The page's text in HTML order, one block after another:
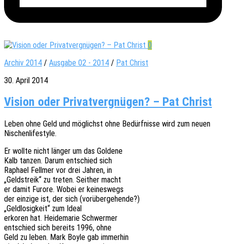
0
Archiv 2014 / Ausgabe 02 - 2014 / Pat Christ
30. April 2014
Vision oder Privatvergnügen? – Pat Christ
Leben ohne Geld und möglichst ohne Bedürf­nis­se wird zum neuen
Nischenlifestyle.
Er wollte nicht länger um das Goldene
Kalb tanzen. Darum entschied sich
Rapha­el Fell­mer vor drei Jahren, in
„Geld­streik“ zu treten. Seit­her macht
er damit Furore. Wobei er keineswegs
der einzi­ge ist, der sich (vorüber­ge­hen­de?)
„Geld­lo­sig­keit“ zum Ideal
erko­ren hat. Heide­ma­rie Schwermer
entschied sich bereits 1996, ohne
Geld zu leben. Mark Boyle gab immerhin